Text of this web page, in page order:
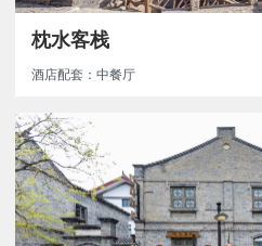
枕水客栈
酒店配套：中餐厅